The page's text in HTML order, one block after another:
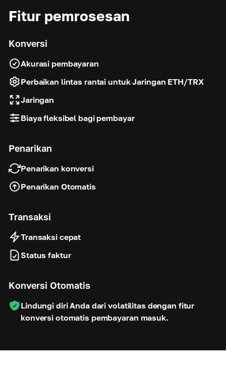
Fitur pemrosesan
Konversi
Akurasi pembayaran
Perbaikan lintas rantai untuk Jaringan ETH/TRX
Jaringan
Biaya fleksibel bagi pembayar
Transaksi
Transaksi cepat
Status faktur
Penarikan
Penarikan konversi
Penarikan Otomatis
Konversi Otomatis
Lindungi diri Anda dari volatilitas dengan fitur
konversi otomatis pembayaran masuk.